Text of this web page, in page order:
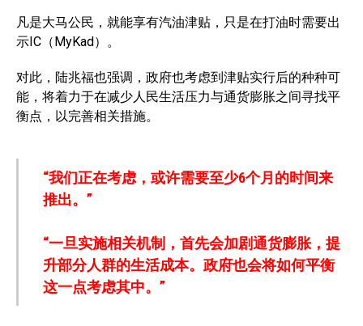
凡是大马公民，就能享有汽油津贴，只是在打油时需要出
示IC（MyKad）。
对此，陆兆福也强调，政府也考虑到津贴实行后的种种可
能，将着力于在减少人民生活压力与通货膨胀之间寻找平
衡点，以完善相关措施。
“我们正在考虑，或许需要至少6个月的时间来
推出。”
“一旦实施相关机制，首先会加剧通货膨胀，提
升部分人群的生活成本。政府也会将如何平衡
这一点考虑其中。”